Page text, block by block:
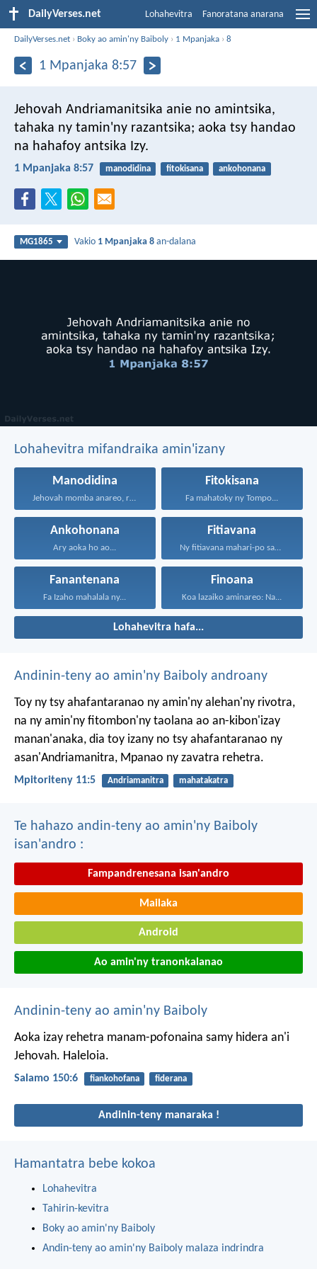
DailyVerses.net Lohahevitra Fanoratana anarana
DailyVerses.net › Boky ao amin'ny Baiboly › 1 Mpanjaka ›8
1 Mpanjaka 8:57
Jehovah Andriamanitsika anie no amintsika,
tahaka ny tamin'ny razantsika; aoka tsy handao
na hahafoy antsika Izy.
1 Mpanjaka 8:57 manodidina fitokisana ankohonana
MG1865 Vakio 1 Mpanjaka 8 an-dalana
Lohahevitra mifandraika amin'izany
Manodidina
Jehovah momba anareo, raha...
Fitokisana
Fa mahatoky ny Tompo...
Ankohonana
Ary aoka ho ao...
Fitiavana
Ny fitiavana mahari-po sady...
Fanantenana
Fa Izaho mahalala ny...
Finoana
Koa lazaiko aminareo: Na...
Lohahevitra hafa...
Andinin-teny ao amin'ny Baiboly androany
Toy ny tsy ahafantaranao ny amin'ny alehan'ny rivotra,
na ny amin'ny fitombon'ny taolana ao an-kibon'izay
manan'anaka, dia toy izany no tsy ahafantaranao ny
asan'Andriamanitra, Mpanao ny zavatra rehetra.
Mpitoriteny 11:5 Andriamanitra mahatakatra
Te hahazo andin-teny ao amin'ny Baiboly
isan'andro :
Fampandrenesana isan'andro
Mailaka
Android
Ao amin'ny tranonkalanao
Andinin-teny ao amin'ny Baiboly
Aoka izay rehetra manam-pofonaina samy hidera an'i
Jehovah. Haleloia.
Salamo 150:6 fiankohofana fiderana
Andinin-teny manaraka !
Hamantatra bebe kokoa
Lohahevitra
Tahirin-kevitra
Boky ao amin'ny Baiboly
Andin-teny ao amin'ny Baiboly malaza indrindra